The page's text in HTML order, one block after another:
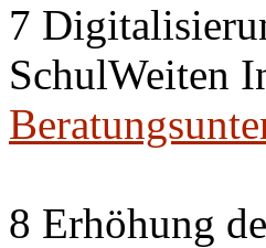
7
SchulWeiten
8 Erhöhung